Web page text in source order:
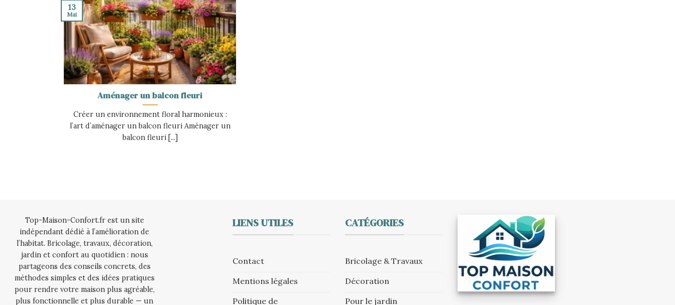
Aménager un balcon fleuri
Créer un environnement floral harmonieux :
l’art d’aménager un balcon fleuri Aménager un
balcon fleuri [...]
13
Mai
Top-Maison-Confort.fr est un site
indépendant dédié à l’amélioration de
l’habitat. Bricolage, travaux, décoration,
jardin et confort au quotidien : nous
partageons des conseils concrets, des
méthodes simples et des idées pratiques
pour rendre votre maison plus agréable,
plus fonctionnelle et plus durable — un
LIENS UTILES
Contact
Mentions légales
Politique de
CATÉGORIES
Bricolage & Travaux
Décoration
Pour le jardin